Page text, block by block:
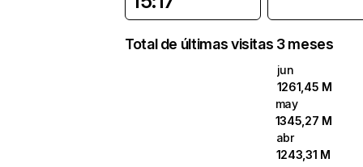
Total de últimas visitas 3 meses
jun
1261,45 M
may
1345,27 M
abr
1243,31 M